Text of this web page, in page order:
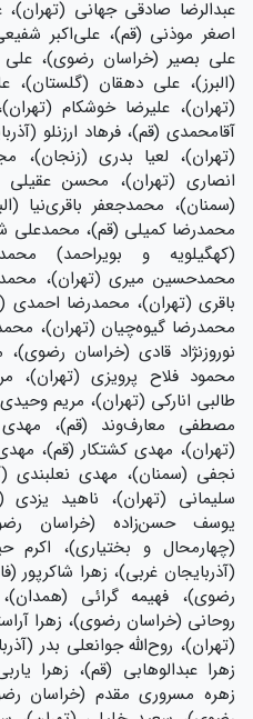
عبدالرضا صادقی جهانی
اصغر موذنی (قم)، علی‌اکبر
علی بصیر (خراسان رضوی)، علی
(البرز)، علی دهقان
(تهران)، علیرضا خوشکام
آقامحمدی (قم)، فرهاد ارزنلو
(تهران)، لعیا بدری (زنجان)،
انصاری (تهران)، محسن
(سمنان)، محمدجعفر باقری‌نیا
محمدرضا کمیلی (قم)، محمدعلی
(کهگیلویه و بویراحمد)
محمدحسین میری (تهران)،
باقری (تهران)، محمدرضا احمدی
محمدرضا گیوه‌چیان (تهران)،
نوروزنژاد قادی (خراسان
محمود فلاح پرویزی (تهران)،
طالبی انارکی (تهران)، مریم
مصطفی معارف‌وند (قم)،
(تهران)، مهدی کشتکار (قم)،
نجفی (سمنان)، مهدی نعلبندی
سلیمانی (تهران)، ناهید یزدی
یوسف حسن‌زاده (خراسان
(چهارمحال و بختیاری)، اکرم
(آذربایجان غربی)، زهرا شاکرپور
رضوی)، فهیمه گرائی
روحانی (خراسان رضوی)، زهرا
(تهران)، روح‌الله جوانعلی بدر
زهرا عبدالوهابی (قم)، زهرا
زهره مسروری مقدم (خراسان